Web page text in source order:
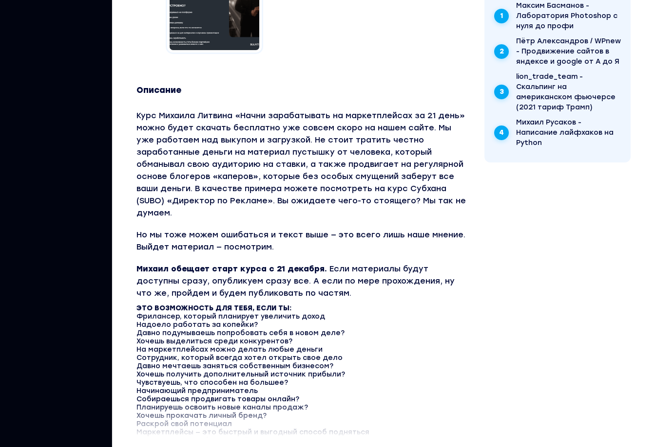
Описание
Курс Михаила Литвина «Начни зарабатывать на маркетплейсах за 21 день»
можно будет скачать бесплатно уже совсем скоро на нашем сайте. Мы
уже работаем над выкупом и загрузкой. Не стоит тратить честно
заработанные деньги на материал пустышку от человека, который
обманывал свою аудиторию на ставки, а также продвигает на регулярной
основе блогеров «каперов», которые без особых смущений заберут все
ваши деньги. В качестве примера можете посмотреть на курс Субхана
(SUBO) «Директор по Рекламе». Вы ожидаете чего-то стоящего? Мы так не
думаем.
Но мы тоже можем ошибаться и текст выше — это всего лишь наше мнение.
Выйдет материал — посмотрим.
Михаил обещает старт курса с 21 декабря. Если материалы будут
доступны сразу, опубликуем сразу все. А если по мере прохождения, ну
что же, пройдем и будем публиковать по частям.
ЭТО ВОЗМОЖНОСТЬ ДЛЯ ТЕБЯ, ЕСЛИ ТЫ:
Фрилансер, который планирует увеличить доход
Надоело работать за копейки?
Давно подумываешь попробовать себя в новом деле?
Хочешь выделиться среди конкурентов?
На маркетплейсах можно делать любые деньги
Сотрудник, который всегда хотел открыть свое дело
Давно мечтаешь заняться собственным бизнесом?
Хочешь получить дополнительный источник прибыли?
Чувствуешь, что способен на большее?
Начинающий предприниматель
Собираешься продвигать товары онлайн?
Планируешь освоить новые каналы продаж?
Хочешь прокачать личный бренд?
Раскрой свой потенциал
Маркетплейсы — это быстрый и выгодный способ подняться
Максим Басманов -
Лаборатория Photoshop с
нуля до профи
Пётр Александров / WPnew
- Продвижение сайтов в
яндексе и google от А до Я
lion_trade_team -
Скальпинг на
американском фьючерсе
(2021 тариф Трамп)
Михаил Русаков -
Написание лайфхаков на
Python